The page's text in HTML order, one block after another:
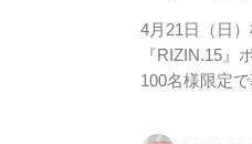
ズはB2とB3サ
なります。
4月21日（日
『RIZIN.15』
100名様限定
『RIZIN.15』